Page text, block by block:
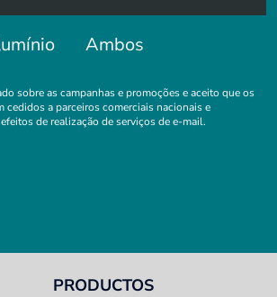
Ambos
sobre as campanhas e promoções e aceito que os
cedidos a parceiros comerciais nacionais e
de realização de serviços de e-mail.
PRODUCTOS